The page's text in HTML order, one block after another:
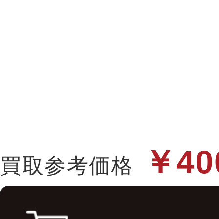
買取参考価格 ￥